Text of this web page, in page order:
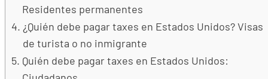
Residentes permanentes
¿Quién debe pagar taxes en Estados Unidos? Visas
de turista o no inmigrante
Quién debe pagar taxes en Estados Unidos: